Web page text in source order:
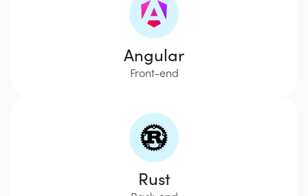
Angular
Front-end
Rust